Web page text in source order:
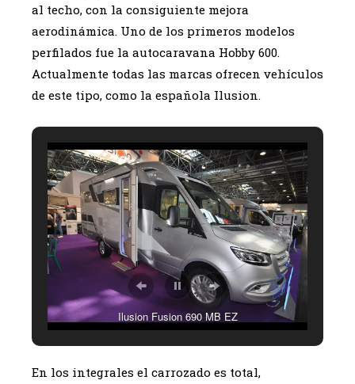
al techo, con la consiguiente mejora
aerodinámica. Uno de los primeros modelos
perfilados fue la autocaravana Hobby 600.
Actualmente todas las marcas ofrecen vehículos
de este tipo, como la española Ilusion.
Ilusion Fusion 690 MB EZ
En los integrales el carrozado es total,